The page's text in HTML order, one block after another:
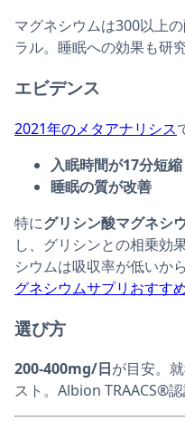
マグネシウムは300以上
ラル。睡眠への効果も研
エビデンス
2021年のメタアナリシス
入眠時間が17分短縮
睡眠の質が改善
特にグリシン酸マグネシ
し、グリシンとの相乗効
シウムは吸収率が低いか
グネシウムサプリおすす
選び方
200-400mg/日が目安。
スト。Albion TRAACS®